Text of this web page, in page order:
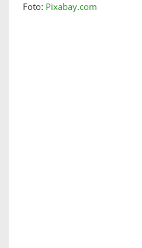
Foto: Pixabay.com